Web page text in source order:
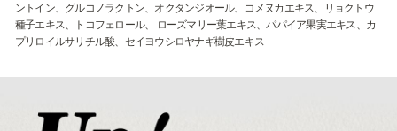
ントイン、グルコノラクトン、オクタンジオール、コメヌカエキス、リョクトウ
種子エキス、トコフェロール、 ローズマリー葉エキス、パパイア果実エキス、カ
プリロイルサリチル酸、セイヨウシロヤナギ樹皮エキス